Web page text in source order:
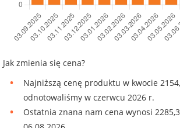
Jak zmienia się cena?
Najniższą cenę produktu w kwocie
odnotowaliśmy w czerwcu 2026 r.
Ostatnia znana nam cena wynosi